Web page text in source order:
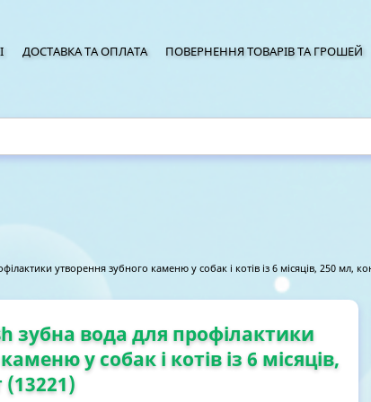
ДОСТАВКА ТА ОПЛАТА ПОВЕРНЕННЯ ТОВАРІВ ТА ГРОШЕЙ
утворення зубного каменю у собак і котів із 6 місяців, 250 мл,
зубна вода для профілактики
у собак і котів із 6 місяців,